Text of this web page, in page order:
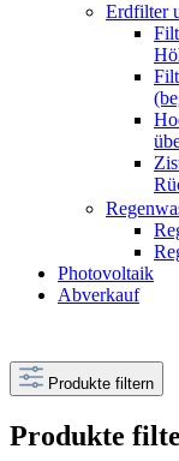
Erdfilter
Photovoltaik
Abverkauf
Produkte filtern
Produkte